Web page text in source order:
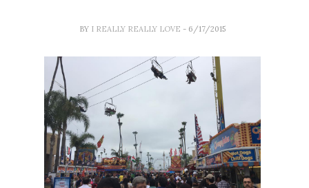
BY I REALLY REALLY LOVE - 6/17/2015